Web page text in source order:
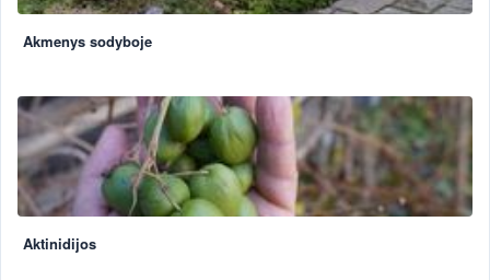
Akmenys sodyboje
Aktinidijos